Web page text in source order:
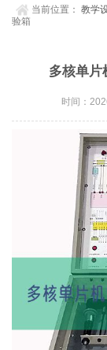
当前位置：教学
验箱
多核单片
时间：